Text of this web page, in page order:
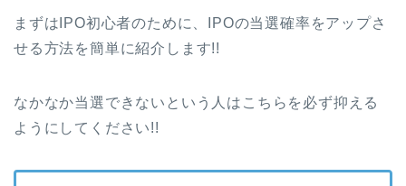
まずはIPO初心者のために、IPOの当選確率をアップさ
せる方法を簡単に紹介します!!
なかなか当選できないという人はこちらを必ず抑える
ようにしてください!!